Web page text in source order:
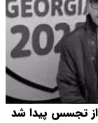
از تجسس پیدا شد